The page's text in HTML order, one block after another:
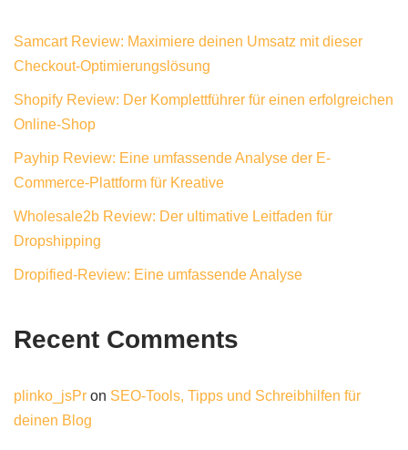
Samcart Review: Maximiere deinen Umsatz mit dieser
Checkout-Optimierungslösung
Shopify Review: Der Komplettführer für einen erfolgreichen
Online-Shop
Payhip Review: Eine umfassende Analyse der E-
Commerce-Plattform für Kreative
Wholesale2b Review: Der ultimative Leitfaden für
Dropshipping
Dropified-Review: Eine umfassende Analyse
Recent Comments
plinko_jsPr on SEO-Tools, Tipps und Schreibhilfen für
deinen Blog